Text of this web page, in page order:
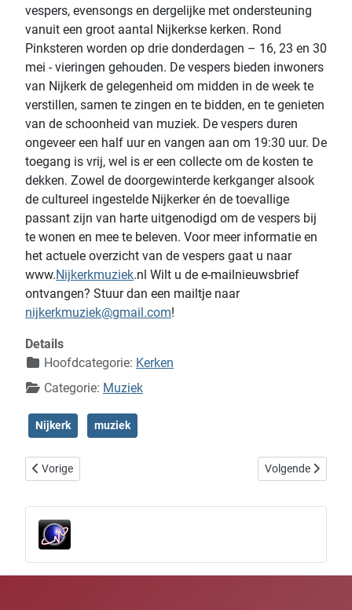
vespers, evensongs en dergelijke met ondersteuning
vanuit een groot aantal Nijkerkse kerken. Rond
Pinksteren worden op drie donderdagen – 16, 23 en 30
mei - vieringen gehouden. De vespers bieden inwoners
van Nijkerk de gelegenheid om midden in de week te
verstillen, samen te zingen en te bidden, en te genieten
van de schoonheid van muziek. De vespers duren
ongeveer een half uur en vangen aan om 19:30 uur. De
toegang is vrij, wel is er een collecte om de kosten te
dekken. Zowel de doorgewinterde kerkganger alsook
de cultureel ingestelde Nijkerker én de toevallige
passant zijn van harte uitgenodigd om de vespers bij
te wonen en mee te beleven. Voor meer informatie en
het actuele overzicht van de vespers gaat u naar
www.Nijkerkmuziek.nl Wilt u de e-mailnieuwsbrief
ontvangen? Stuur dan een mailtje naar
nijkerkmuziek@gmail.com!
Details
Hoofdcategorie: Kerken
Categorie: Muziek
Nijkerk muziek
Vorig artikel: Pinksterconcert in de Grote Kerk Nijkerk
Vorige Volgende artikel:
Volgende